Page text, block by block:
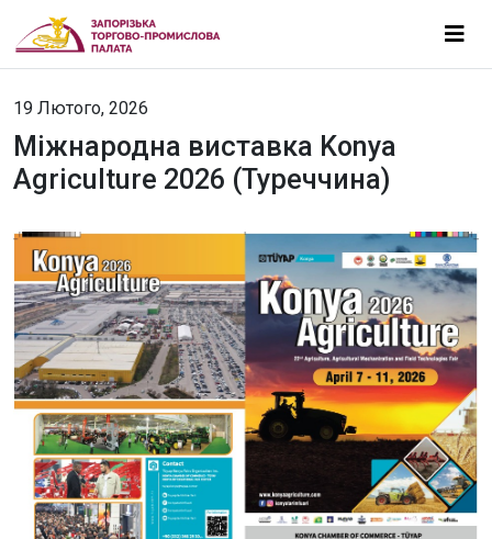
19 Лютого, 2026
Міжнародна виставка Konya
Agriculture 2026 (Туреччина)